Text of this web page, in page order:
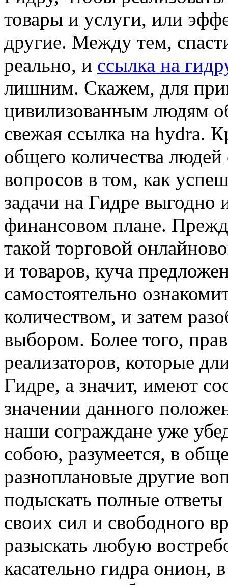
товары и услуги, или
другие. Между тем,
реально, и ссылка на
лишним. Скажем, для
цивилизованным людям
свежая ссылка на hydra.
общего количества
вопросов в том, как
задачи на Гидре выгодно
финансовом плане.
такой торговой
и товаров, куча
самостоятельно
количеством, и затем
выбором. Более того,
реализаторов, которые
Гидре, а значит, имеют
значении данного
наши сограждане уже
собою, разумеется, в
разноплановые другие
подыскать полные
своих сил и свободного
разыскать любую
касательно гидра